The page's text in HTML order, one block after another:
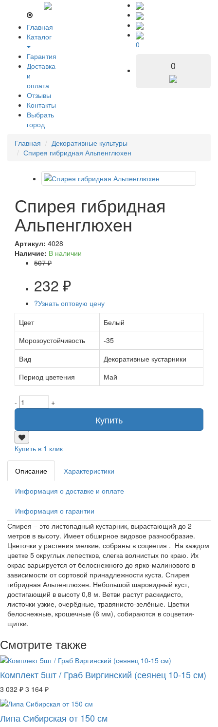
Главная
Каталог
Гарантия
Доставка
и
оплата
Отзывы
Контакты
Выбрать
город
0
0
Главная
Декоративные культуры
Спирея гибридная Альпенглюхен
Спирея гибридная
Альпенглюхен
Артикул: 4028
Наличие: В наличии
507 ₽
232 ₽
?Узнать оптовую цену
Цвет
Белый
Морозоустойчивость
-35
Вид
Декоративные кустарники
Период цветения
Май
- +
Купить
Купить в 1 клик
Описание Характеристики
Информация о доставке и оплате
Информация о гарантии
Спирея – это листопадный кустарник, вырастающий до 2
метров в высоту. Имеет обширное видовое разнообразие.
Цветочки у растения мелкие, собраны в соцветия . На каждом
цветке 5 округлых лепестков, слегка волнистых по краю. Их
окрас варьируется от белоснежного до ярко-малинового в
зависимости от сортовой принадлежности куста. Спирея
гибридная Альпенглюхен. Небольшой шаровидный куст,
достигающий в высоту 0,8 м. Ветви растут раскидисто,
листочки узкие, очерёдные, травянисто-зелёные. Цветки
белоснежные, крошечные (6 мм), собираются в соцветия-
щитки.
Смотрите также
Комплект 5шт / Граб Виргинский (сеянец 10-15 см)
3 032 ₽ 3 164 ₽
Липа Сибирская от 150 см